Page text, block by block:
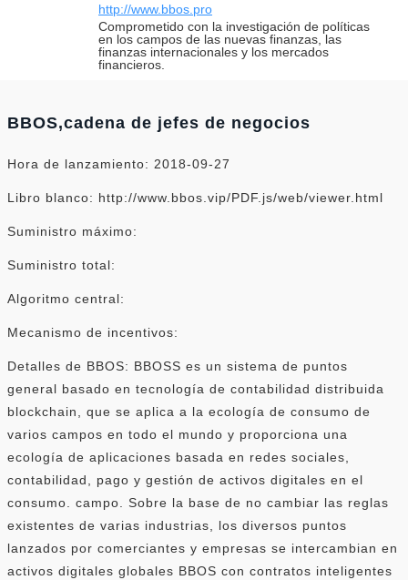
http://www.bbos.pro
Comprometido con la investigación de políticas
en los campos de las nuevas finanzas, las
finanzas internacionales y los mercados
financieros.
BBOS,cadena de jefes de negocios
Hora de lanzamiento: 2018-09-27
Libro blanco: http://www.bbos.vip/PDF.js/web/viewer.html
Suministro máximo:
Suministro total:
Algoritmo central:
Mecanismo de incentivos:
Detalles de BBOS: BBOSS es un sistema de puntos
general basado en tecnología de contabilidad distribuida
blockchain, que se aplica a la ecología de consumo de
varios campos en todo el mundo y proporciona una
ecología de aplicaciones basada en redes sociales,
contabilidad, pago y gestión de activos digitales en el
consumo. campo. Sobre la base de no cambiar las reglas
existentes de varias industrias, los diversos puntos
lanzados por comerciantes y empresas se intercambian en
activos digitales globales BBOS con contratos inteligentes